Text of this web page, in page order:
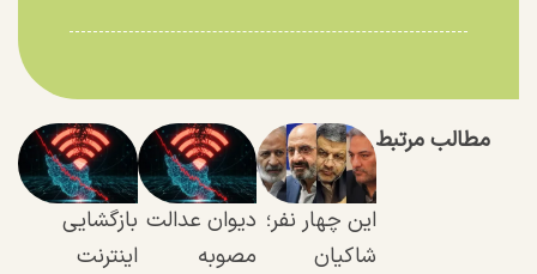
مطالب مرتبط
این چهار نفر؛
شاکیان
دیوان عدالت
مصوبه
بازگشایی
اینترنت